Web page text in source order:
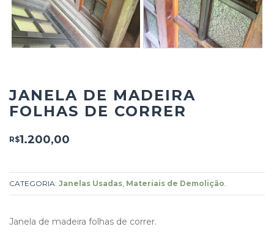
JANELA DE MADEIRA
FOLHAS DE CORRER
R$1.200,00
CATEGORIA: Janelas Usadas Materiais de Demolição
Janela de madeira folhas de correr.